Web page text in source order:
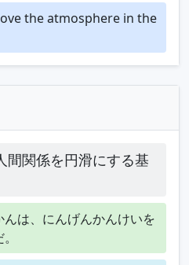
the atmosphere in the
間関係を円滑にする基
は、にんげんかんけいを